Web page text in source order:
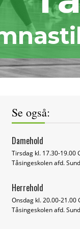
Se også:
Damehold
Tirsdag kl. 17.30-19.00
Tåsingeskolen afd.
Herrehold
Onsdag kl. 20.00-21.00
Tåsingeskolen afd.